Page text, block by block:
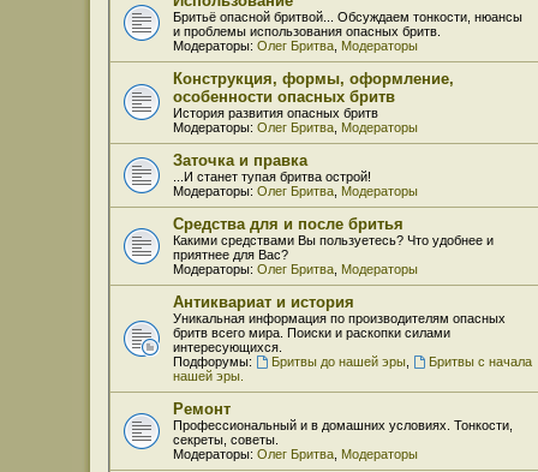
Бритьё опасной бритвой... Обсуждаем тонкости, нюансы
и проблемы использования опасных бритв.
Модераторы: Олег Бритва Модераторы
Конструкция, формы, оформление,
особенности опасных бритв
История развития опасных бритв
Модераторы: Олег Бритва Модераторы
Заточка и правка
...И станет тупая бритва острой!
Модераторы: Олег Бритва Модераторы
Средства для и после бритья
Какими средствами Вы пользуетесь? Что удобнее и
приятнее для Вас?
Модераторы: Олег Бритва Модераторы
Антиквариат и история
Уникальная информация по производителям опасных
бритв всего мира. Поиски и раскопки силами
интересующихся.
Подфорумы:
Бритвы до нашей эры,
Бритвы с начала
нашей эры.
Ремонт
Профессиональный и в домашних условиях. Тонкости,
секреты, советы.
Модераторы: Олег Бритва Модераторы